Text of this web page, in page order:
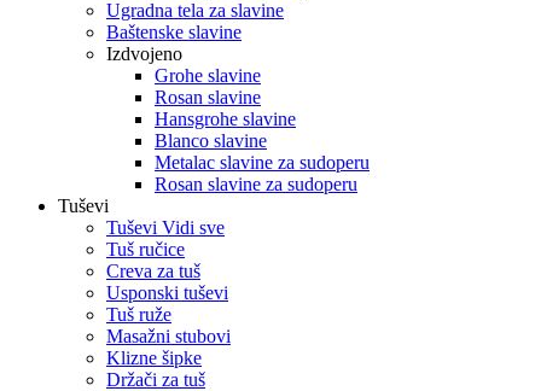
Ugradna tela za slavine
Baštenske slavine
Izdvojeno
Grohe slavine
Rosan slavine
Hansgrohe slavine
Blanco slavine
Metalac slavine za sudoperu
Rosan slavine za sudoperu
Tuševi
Tuševi Vidi sve
Tuš ručice
Creva za tuš
Usponski tuševi
Tuš ruže
Masažni stubovi
Klizne šipke
Držači za tuš